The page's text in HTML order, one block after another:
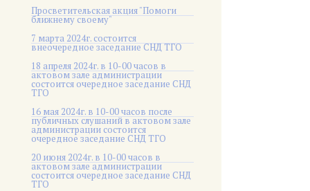
Просветительская акция "Помоги
ближнему своему"
7 марта 2024г. состоится
внеочередное заседание СНД ТГО
18 апреля 2024г. в 10-00 часов в
актовом зале администрации
состоится очередное заседание СНД
ТГО
16 мая 2024г. в 10-00 часов после
публичных слушаний в актовом зале
администрации состоится
очередное заседание СНД ТГО
20 июня 2024г. в 10-00 часов в
актовом зале администрации
состоится очередное заседание СНД
ТГО